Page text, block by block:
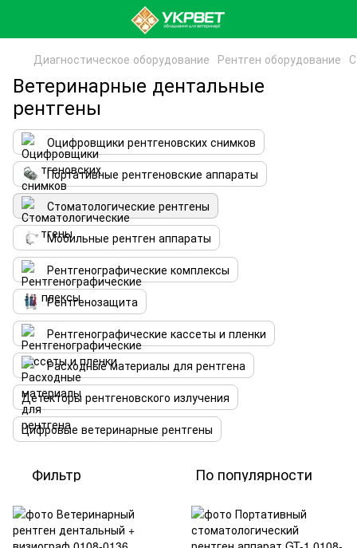
Диагностическое оборудование Рентген оборудование
Ветеринарные дентальные
рентгены
Оцифровщики рентгеновских снимков
Портативные рентгеновские аппараты
Стоматологические рентгены
Мобильные рентген аппараты
Рентгенографические комплексы
Рентгенозащита
Рентгенографические кассеты и пленки
Расходные материалы для рентгена
Детекторы рентгеновского излучения
Цифровые ветеринарные рентгены
Фильтр По популярности